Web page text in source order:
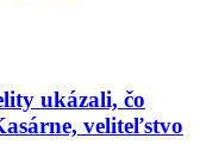
ukázali, čo
veliteľstvo